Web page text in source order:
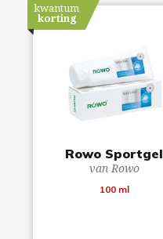
Rowo Sportgel
van Rowo
100 ml
kwantum
korting